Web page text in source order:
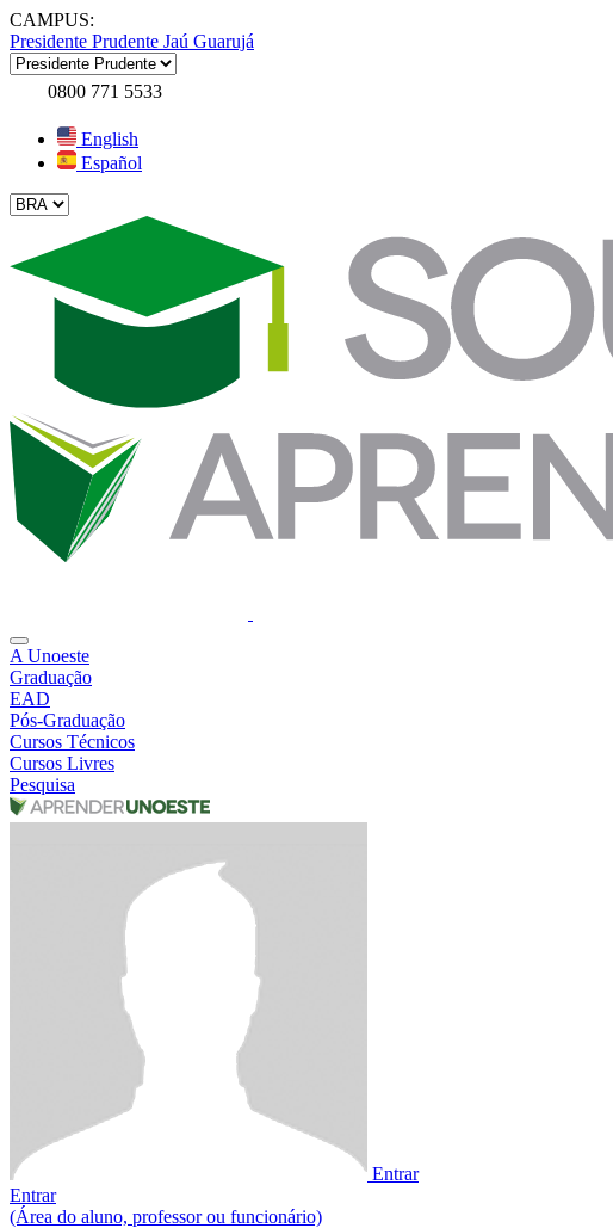
CAMPUS:
Presidente Prudente Jaú Guarujá
0800 771 5533
English
Español
A Unoeste
Graduação
EAD
Pós-Graduação
Cursos Técnicos
Cursos Livres
Pesquisa
Entrar
Entrar
(Área do aluno, professor ou funcionário)